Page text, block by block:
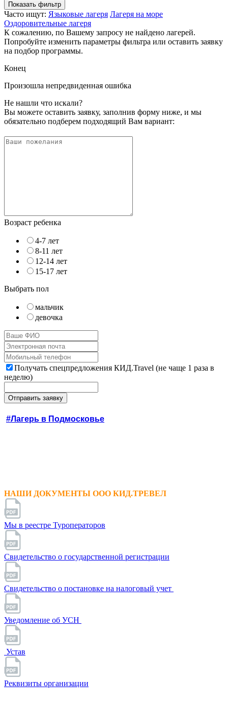
Показать фильтр
Часто ищут: Языковые лагеря Лагеря на море
Оздоровительные лагеря
К сожалению, по Вашему запросу не найдено лагерей.
Попробуйте изменить параметры фильтра или оставить заявку
на подбор программы.
Конец
Произошла непредвиденная ошибка
Не нашли что искали?
Вы можете оставить заявку, заполнив форму ниже, и мы
обязательно подберем подходящий Вам вариант:
Возраст ребенка
4-7 лет
8-11 лет
12-14 лет
15-17 лет
Выбрать пол
мальчик
девочка
Получать спецпредложения КИД.Travel (не чаще 1 раза в
неделю)
#Лагерь в Подмосковье
НАШИ ДОКУМЕНТЫ ООО КИД.ТРЕВЕЛ
Мы в реестре Туроператоров
Свидетельство о государственной регистрации
Свидетельство о постановке на налоговый учет
Уведомление об УСН
Устав
Реквизиты организации